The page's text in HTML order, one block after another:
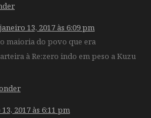
janeiro 13, 2017 às 6:09 pm
maioria do povo que era
à Re:zero indo em peso a Kuzu
2017 às 6:11 pm